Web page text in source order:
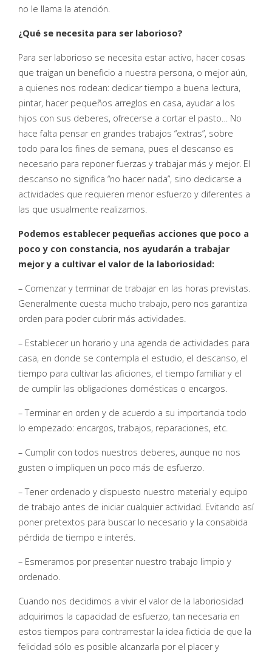
no le llama la atención.
¿Qué se necesita para ser laborioso?
Para ser laborioso se necesita estar activo, hacer cosas
que traigan un beneficio a nuestra persona, o mejor aún,
a quienes nos rodean: dedicar tiempo a buena lectura,
pintar, hacer pequeños arreglos en casa, ayudar a los
hijos con sus deberes, ofrecerse a cortar el pasto… No
hace falta pensar en grandes trabajos “extras”, sobre
todo para los fines de semana, pues el descanso es
necesario para reponer fuerzas y trabajar más y mejor. El
descanso no significa “no hacer nada”, sino dedicarse a
actividades que requieren menor esfuerzo y diferentes a
las que usualmente realizamos.
Podemos establecer pequeñas acciones que poco a
poco y con constancia, nos ayudarán a trabajar
mejor y a cultivar el valor de la laboriosidad:
– Comenzar y terminar de trabajar en las horas previstas.
Generalmente cuesta mucho trabajo, pero nos garantiza
orden para poder cubrir más actividades.
– Establecer un horario y una agenda de actividades para
casa, en donde se contempla el estudio, el descanso, el
tiempo para cultivar las aficiones, el tiempo familiar y el
de cumplir las obligaciones domésticas o encargos.
– Terminar en orden y de acuerdo a su importancia todo
lo empezado: encargos, trabajos, reparaciones, etc.
– Cumplir con todos nuestros deberes, aunque no nos
gusten o impliquen un poco más de esfuerzo.
– Tener ordenado y dispuesto nuestro material y equipo
de trabajo antes de iniciar cualquier actividad. Evitando así
poner pretextos para buscar lo necesario y la consabida
pérdida de tiempo e interés.
– Esmerarnos por presentar nuestro trabajo limpio y
ordenado.
Cuando nos decidimos a vivir el valor de la laboriosidad
adquirimos la capacidad de esfuerzo, tan necesaria en
estos tiempos para contrarrestar la idea ficticia de que la
felicidad sólo es posible alcanzarla por el placer y